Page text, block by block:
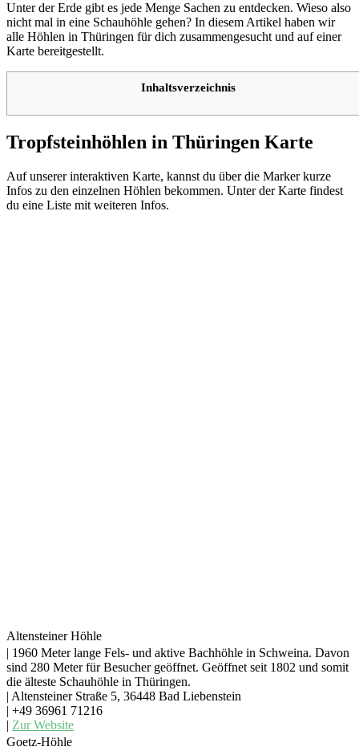
Unter der Erde gibt es jede Menge Sachen zu entdecken. Wieso also
nicht mal in eine Schauhöhle gehen? In diesem Artikel haben wir
alle Höhlen in Thüringen für dich zusammengesucht und auf einer
Karte bereitgestellt.
Inhaltsverzeichnis
Tropfsteinhöhlen in Thüringen Karte
Auf unserer interaktiven Karte, kannst du über die Marker kurze
Infos zu den einzelnen Höhlen bekommen. Unter der Karte findest
du eine Liste mit weiteren Infos.
Altensteiner Höhle
| 1960 Meter lange Fels- und aktive Bachhöhle in Schweina. Davon
sind 280 Meter für Besucher geöffnet. Geöffnet seit 1802 und somit
die älteste Schauhöhle in Thüringen.
| Altensteiner Straße 5, 36448 Bad Liebenstein
| +49 36961 71216
| Zur Website
Goetz-Höhle